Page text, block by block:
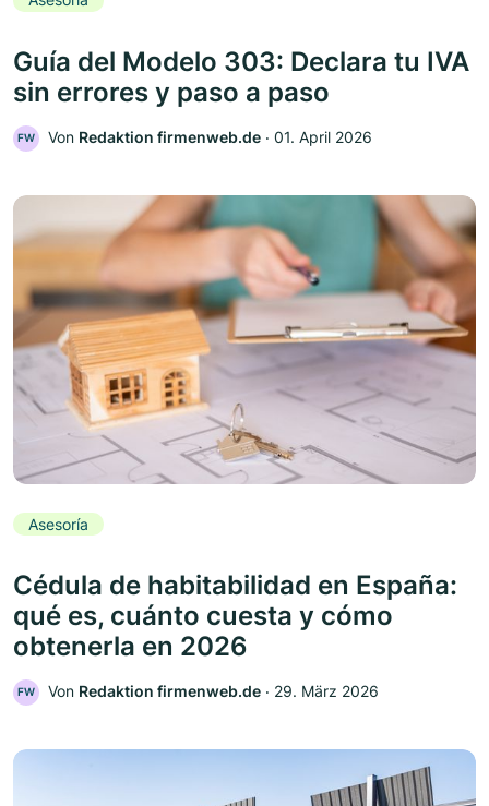
Guía del Modelo 303: Declara tu IVA
sin errores y paso a paso
FW Von Redaktion firmenweb.de ‧ 01. April 2026
Asesoría
Cédula de habitabilidad en España:
qué es, cuánto cuesta y cómo
obtenerla en 2026
FW Von Redaktion firmenweb.de ‧ 29. März 2026